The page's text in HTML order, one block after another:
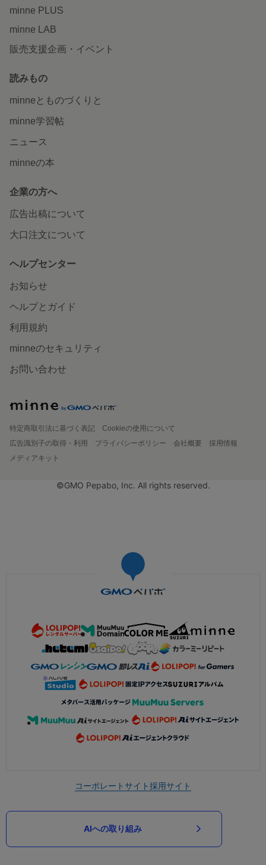
minne PLUS
minne LAB
販売支援企画・イベント
読みもの
minneとものづくりと
minne学習帖
ニュース
minneの本
企業の方へ
広告出稿について
大口注文について
ヘルプセンター
お知らせ
ヘルプとガイド
利用規約
minneのセキュリティ
お問い合わせ
特定商取引法に基づく表記
Cookieの使用について
広告識別子の取得・利用
プライバシーポリシー 会社概要
採用情報
メディアキット
©GMO Pepabo, Inc. All rights reserved.
コーポレートサイト採用サイト
AIへの取り組み